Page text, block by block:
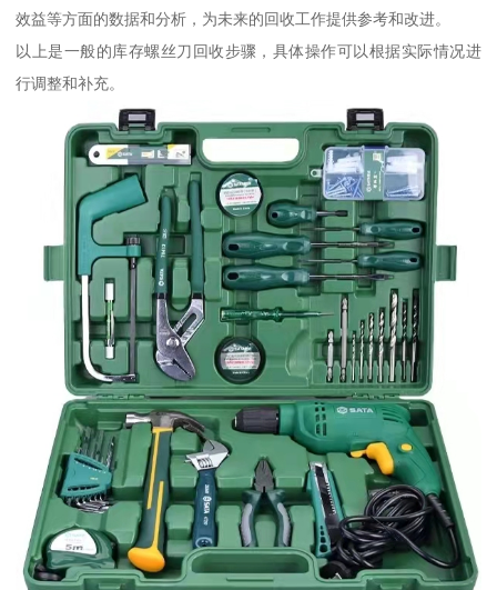
效益等方面的数据和分析，为未来的回收工作提供参考和改进。
以上是一般的库存螺丝刀回收步骤，具体操作可以根据实际情况进
行调整和补充。